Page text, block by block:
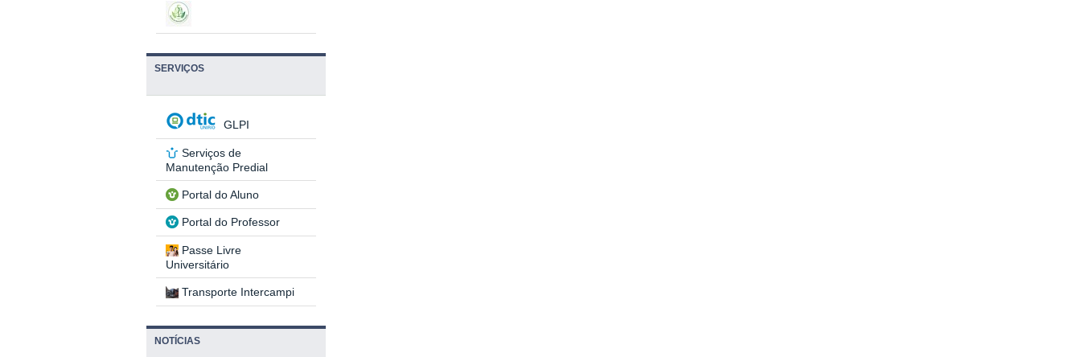
SERVIÇOS
GLPI
Serviços de
Manutenção Predial
Portal do Aluno
Portal do Professor
Passe Livre
Universitário
Transporte Intercampi
NOTÍCIAS